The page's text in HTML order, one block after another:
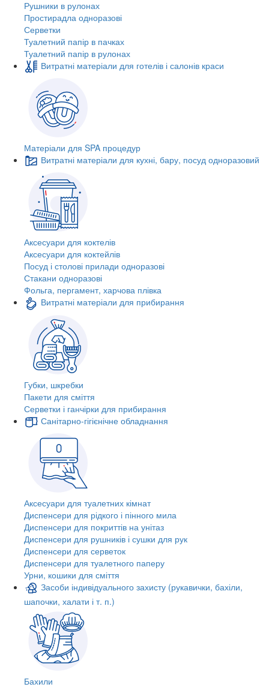
Рушники в рулонах
Простирадла одноразові
Серветки
Туалетний папір в пачках
Туалетний папір в рулонах
Витратні матеріали для готелів і салонів краси
Матеріали для SPA процедур
Витратні матеріали для кухні, бару, посуд одноразовий
Аксесуари для коктелів
Аксесуари для коктейлів
Посуд і столові прилади одноразові
Стакани одноразові
Фольга, пергамент, харчова плівка
Витратні матеріали для прибирання
Губки, шкребки
Пакети для сміття
Серветки і ганчірки для прибирання
Санітарно-гігієнічне обладнання
Аксесуари для туалетних кімнат
Диспенсери для рідкого і пінного мила
Диспенсери для покриттів на унітаз
Диспенсери для рушників і сушки для рук
Диспенсери для серветок
Диспенсери для туалетного паперу
Урни, кошики для сміття
Засоби індивідуального захисту (рукавички, бахіли,
шапочки, халати і т. п.)
Бахили